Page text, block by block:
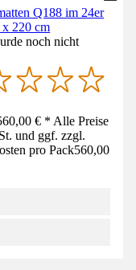
Q188 im 24er
x 220 cm
noch nicht
€ * Alle Preise
und ggf. zzgl.
pro Pack560,00